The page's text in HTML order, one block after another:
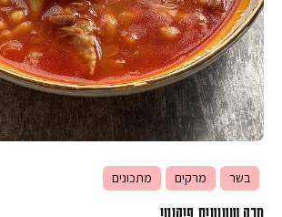
בשר מרקים מתכונים